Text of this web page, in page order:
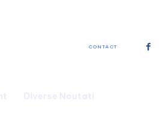
CONTACT